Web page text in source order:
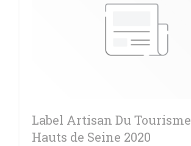
Label Artisan Du
Hauts de Seine 2020